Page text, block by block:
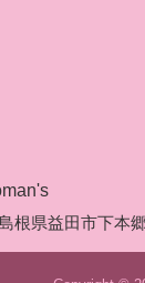
根県益田市下本